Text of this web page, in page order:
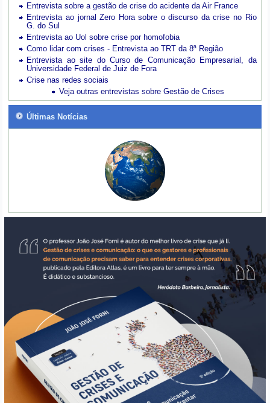
Entrevista sobre a gestão de crise do acidente da Air France
Entrevista ao jornal Zero Hora sobre o discurso da crise no Rio
G. do Sul
Entrevista ao Uol sobre crise por homofobia
Como lidar com crises - Entrevista ao TRT da 8ª Região
Entrevista ao site do Curso de Comunicação Empresarial, da
Universidade Federal de Juiz de Fora
Crise nas redes sociais
Veja outras entrevistas sobre Gestão de Crises
Últimas Notícias